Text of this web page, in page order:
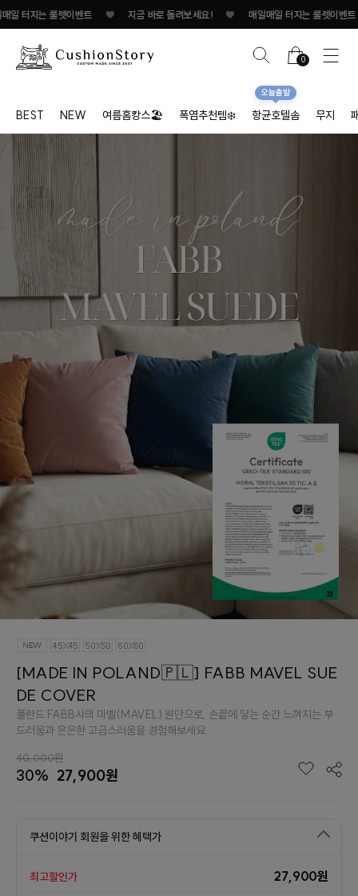
룰렛이벤트 ♥ 지금 바로 돌려보세요! ♥ 매일매일 터지는 룰렛이벤트 ♥
0
BEST NEW 여름홈캉스🏖 폭염추천템❄️ 항균호텔솜
오늘출발
무지
[MADE IN POLAND🇵🇱] FABB MAVEL SUE
DE COVER
폴란드 FABB사의 마벨(MAVEL) 원단으로, 손끝에 닿는 순간 느껴지는 부
드러움과 은은한 고급스러움을 경험해보세요.
40,000원
30% 27,900원
쿠션이야기 회원을 위한 혜택가
최고할인가 27,900원